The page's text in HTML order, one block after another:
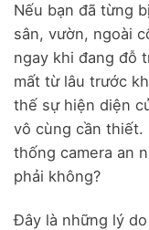
Nếu bạn đã từng
sân, vườn, ngoài
ngay khi đang đỗ
mất từ ​​lâu trước
thế sự hiện diện
vô cùng cần thiết.
thống camera an
phải không?
Đây là những lý